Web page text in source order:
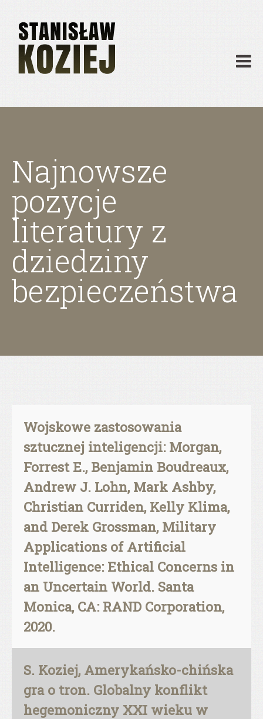
Publikacje
Działalność
Materiały dydaktyczne
Najnowsze
pozycje
literatury z
dziedziny
bezpieczeństwa
Wojskowe zastosowania
sztucznej inteligencji: Morgan,
Forrest E., Benjamin Boudreaux,
Andrew J. Lohn, Mark Ashby,
Christian Curriden, Kelly Klima,
and Derek Grossman, Military
Applications of Artificial
Intelligence: Ethical Concerns in
an Uncertain World. Santa
Monica, CA: RAND Corporation,
2020.
S. Koziej, Amerykańsko-chińska
gra o tron. Globalny konflikt
hegemoniczny XXI wieku w